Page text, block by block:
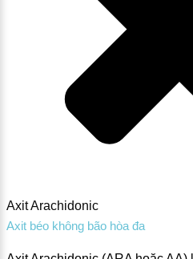
Axit Arachidonic
Axit béo không bão hòa đa